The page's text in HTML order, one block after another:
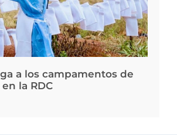
a los campamentos de
la RDC